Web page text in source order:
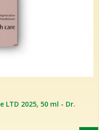
LTD 2025, 50 ml - Dr.